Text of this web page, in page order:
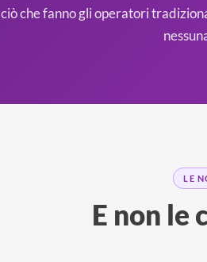
ciò che fanno gli operatori
LE
E non le